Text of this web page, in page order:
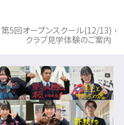
第5回オープンスクール(12/13)
クラブ見学体験のご案内
›